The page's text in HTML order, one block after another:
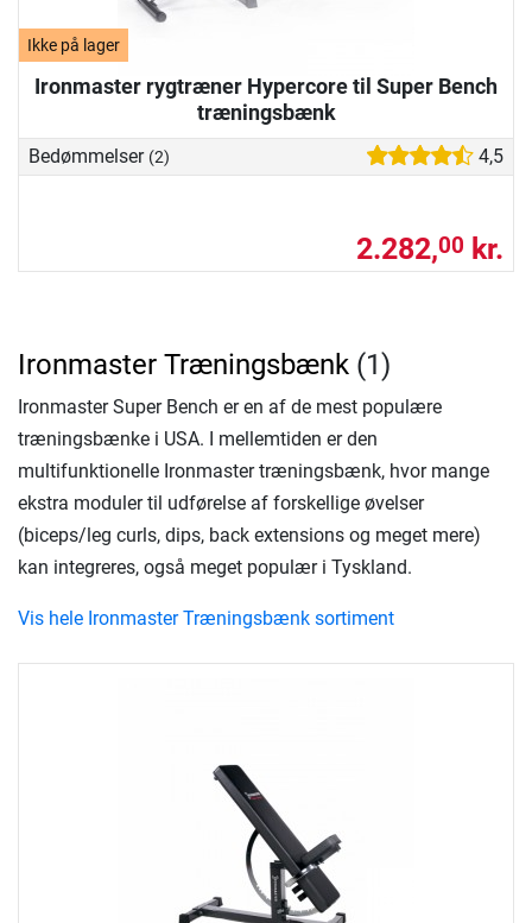
Ikke på lager
Ironmaster rygtræner Hypercore til Super Bench
træningsbænk
Bedømmelser (2) 4,5
2.282,00 kr.
Ironmaster Træningsbænk (1)
Ironmaster Super Bench er en af ​​de mest populære
træningsbænke i USA. I mellemtiden er den
multifunktionelle Ironmaster træningsbænk, hvor mange
ekstra moduler til udførelse af forskellige øvelser
(biceps/leg curls, dips, back extensions og meget mere)
kan integreres, også meget populær i Tyskland.
Vis hele Ironmaster Træningsbænk sortiment